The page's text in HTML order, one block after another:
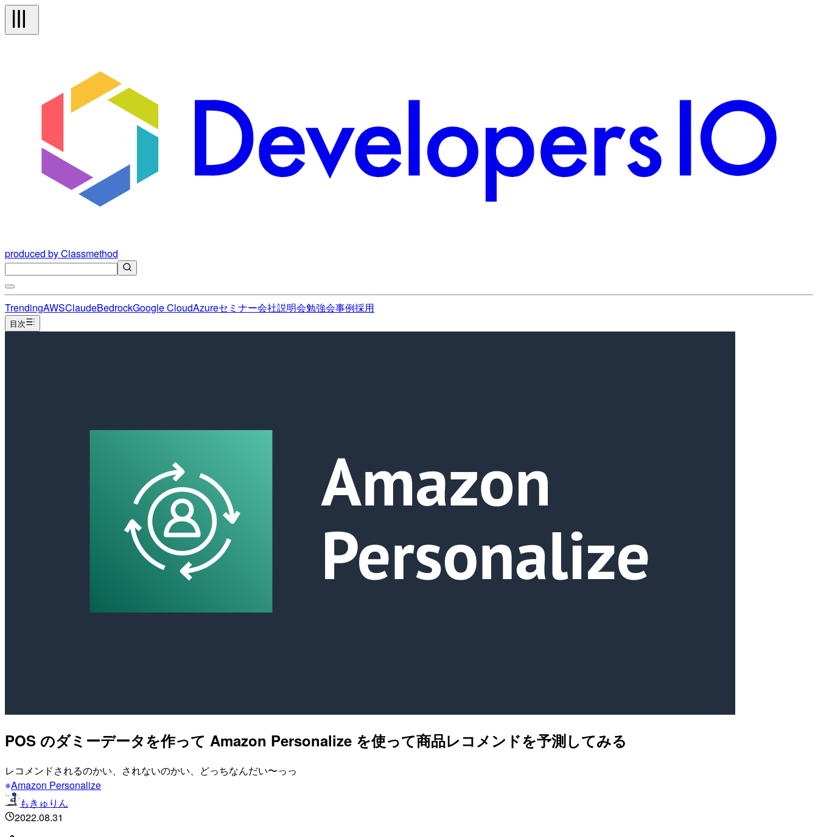
produced by Classmethod
TrendingAWSClaudeBedrockGoogle CloudAzureセミナー会社説明会勉強会事例採用
目次
POS のダミーデータを作って Amazon Personalize を使って商品レコメンドを予測してみる
レコメンドされるのかい、されないのかい、どっちなんだい〜っっ
Amazon Personalize
もきゅりん
2022.08.31